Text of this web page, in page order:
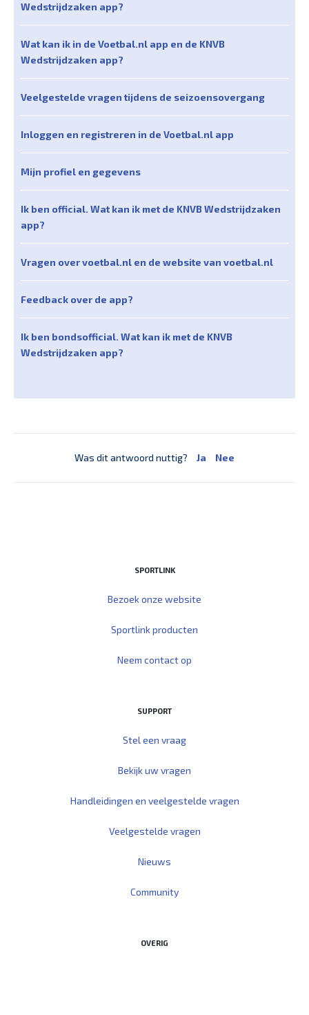
Wedstrijdzaken app?
Wat kan ik in de Voetbal.nl app en de KNVB
Wedstrijdzaken app?
Veelgestelde vragen tijdens de seizoensovergang
Inloggen en registreren in de Voetbal.nl app
Mijn profiel en gegevens
Ik ben official. Wat kan ik met de KNVB Wedstrijdzaken
app?
Vragen over voetbal.nl en de website van voetbal.nl
Feedback over de app?
Ik ben bondsofficial. Wat kan ik met de KNVB
Wedstrijdzaken app?
Was dit antwoord nuttig? Ja Nee
SPORTLINK
Bezoek onze website
Sportlink producten
Neem contact op
SUPPORT
Stel een vraag
Bekijk uw vragen
Handleidingen en veelgestelde vragen
Veelgestelde vragen
Nieuws
Community
OVERIG